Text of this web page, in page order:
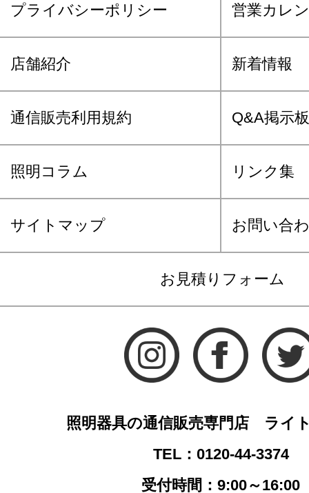
プライバシーポリシー 営業カレ
店舗紹介 新着情報
通信販売利用規約 Q&A掲示板
照明コラム リンク集
サイトマップ お問い合
お見積りフォーム
照明器具の通信販売専門店 ライ
TEL：0120-44-3374
受付時間：9:00～16:00